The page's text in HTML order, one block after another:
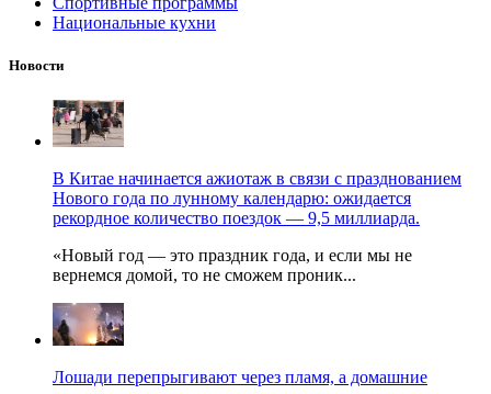
Национальные кухни
Новости
В Китае начинается ажиотаж в связи с празднованием
Нового года по лунному календарю: ожидается
рекордное количество поездок — 9,5 миллиарда.
«Новый год — это праздник года, и если мы не
вернемся домой, то не сможем проник...
Лошади перепрыгивают через пламя, а домашние